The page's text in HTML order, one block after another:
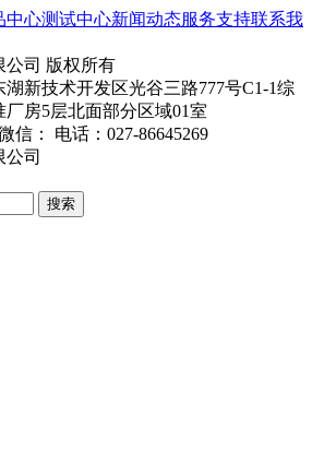
中心测试中心新闻动态服务支持联系我
公司 版权所有
新技术开发区光谷三路777号C1-1综
房5层北面部分区域01室
信： 电话：027-86645269
司
搜索